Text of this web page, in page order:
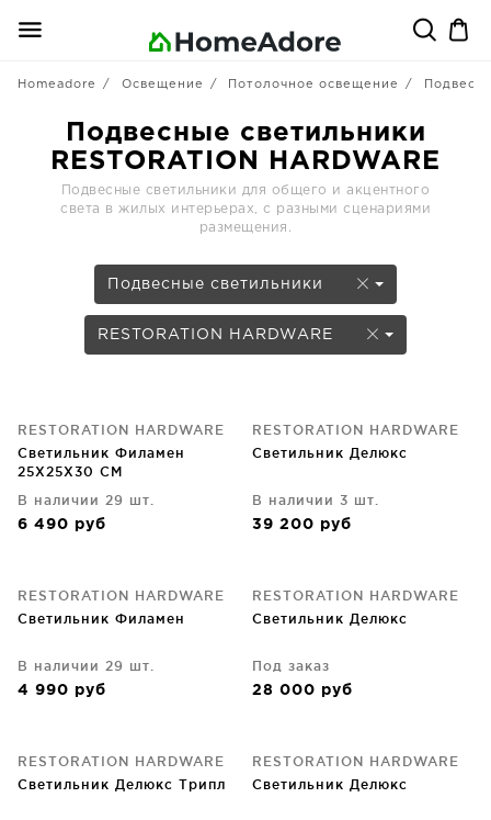
Homeadore Освещение Потолочное освещение
Подвесные светильники
RESTORATION HARDWARE
Подвесные светильники для общего и акцентного
света в жилых интерьерах, с разными сценариями
размещения.
Подвесные светильники
RESTORATION HARDWARE
RESTORATION HARDWARE
Светильник Филамен
25X25X30 CM
В наличии 29 шт.
6 490 руб
RESTORATION HARDWARE
Светильник Делюкс
В наличии 3 шт.
39 200 руб
RESTORATION HARDWARE
Светильник Филамен
В наличии 29 шт.
4 990 руб
RESTORATION HARDWARE
Светильник Делюкс
Под заказ
28 000 руб
RESTORATION HARDWARE
Светильник Делюкс Трипл
RESTORATION HARDWARE
Светильник Делюкс